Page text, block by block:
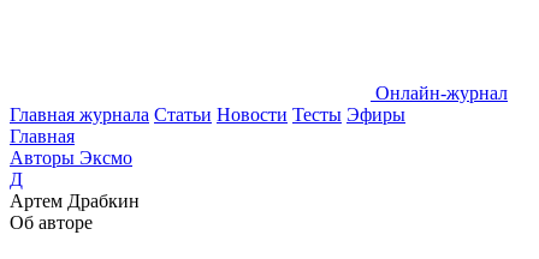
Онлайн-журнал
Главная журнала Статьи Новости Тесты Эфиры
Главная
Авторы Эксмо
Д
Артем Драбкин
Об авторе